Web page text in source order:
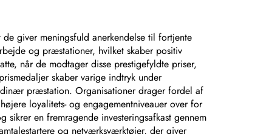
giver meningsfuld anerkendelse til fortjente
og præstationer, hvilket skaber positiv
når de modtager disse prestigefyldte priser,
skaber varige indtryk under
præstation. Organisationer drager fordel af
loyalitets- og engagementniveauer over for
en fremragende investeringsafkast gennem
og netværksværktøjer, der giver